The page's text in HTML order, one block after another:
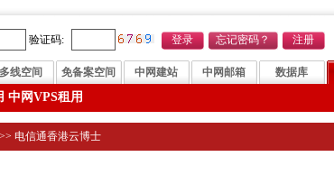
验证码:
多线空间 免备案空间 中网建站 中网邮箱 数据库
中网VPS租用
>> 电信通香港云博士